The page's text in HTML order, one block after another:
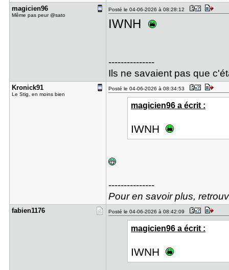
magicien96
Même pas peur @sato
Posté le 04-06-2026 à 08:28:12
IWNH
---------------
Ils ne savaient pas que
Kronick91
Le Stig, en moins bien
Posté le 04-06-2026 à 08:34:53
magicien96 a écrit :
IWNH
---------------
Pour en savoir plus,
fabien1176 Posté le 04-06-2026 à 08:42:09
magicien96 a écrit :
IWNH